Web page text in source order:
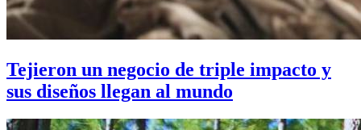
Tejieron un negocio de triple impacto y
sus diseños llegan al mundo